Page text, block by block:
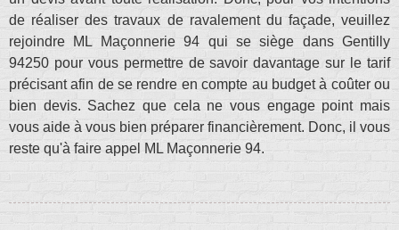
de réaliser des travaux de ravalement du façade, veuillez
rejoindre ML Maçonnerie 94 qui se siège dans Gentilly
94250 pour vous permettre de savoir davantage sur le tarif
précisant afin de se rendre en compte au budget à coûter ou
bien devis. Sachez que cela ne vous engage point mais
vous aide à vous bien préparer financièrement. Donc, il vous
reste qu'à faire appel ML Maçonnerie 94.